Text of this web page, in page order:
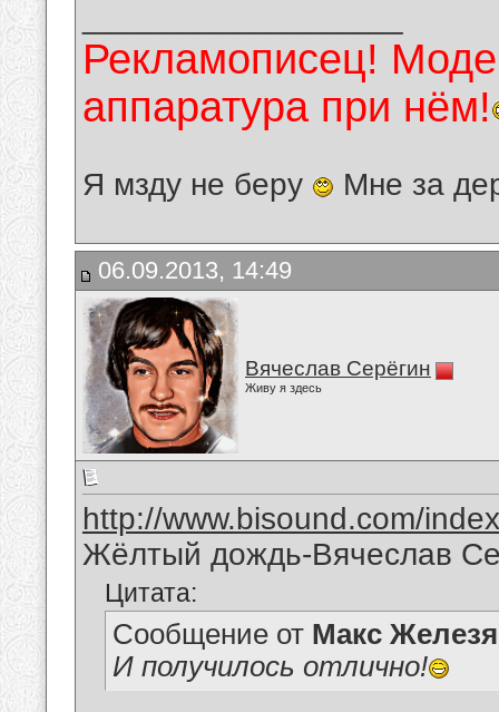
Рекламописец!
аппаратура при нём!
Я мзду не беру Мне за
06.09.2013, 14:49
Вячеслав Серёгин
Живу я здесь
http://www.bisound.com/
Жёлтый дождь-Вячеслав
Цитата:
Сообщение от Макс
И получилось отлично!